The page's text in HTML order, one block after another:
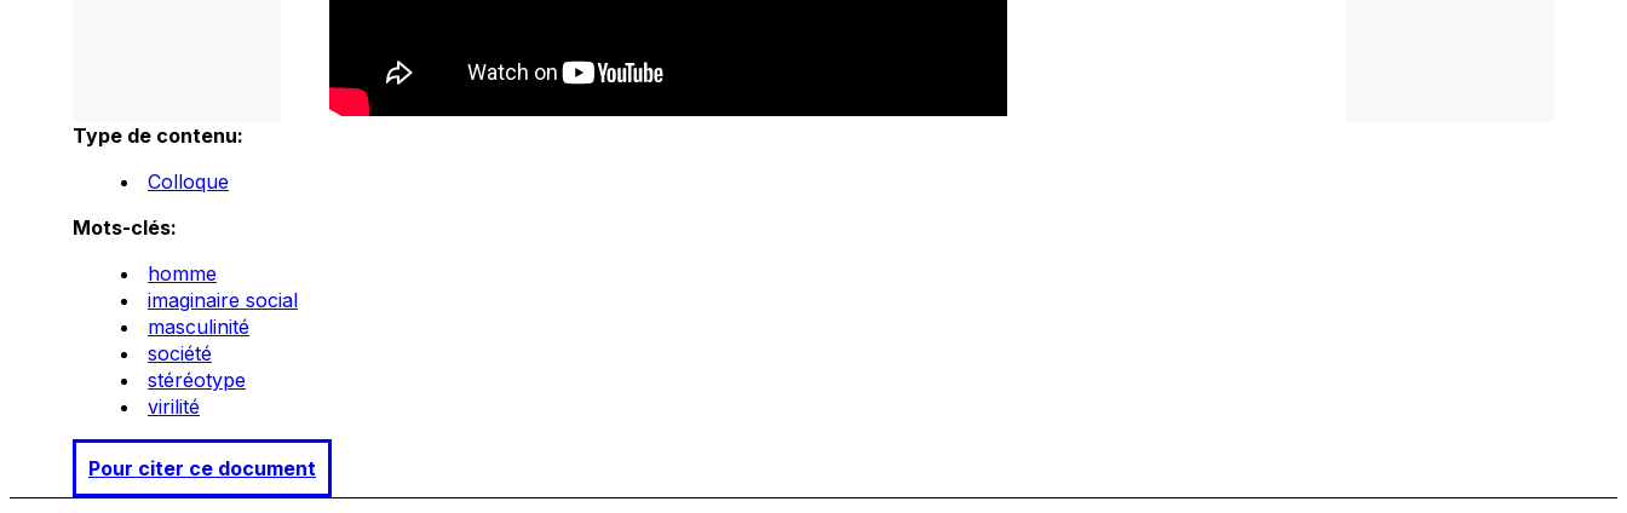
Type de contenu:
Colloque
Mots-clés:
homme
imaginaire social
masculinité
société
stéréotype
virilité
Pour citer ce document